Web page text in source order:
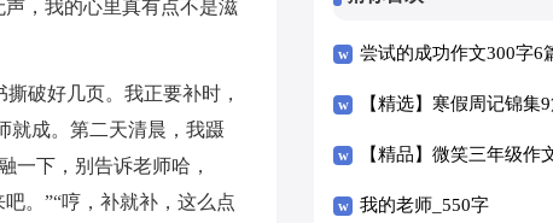
，我的心里真有点不是滋
破好几页。我正要补时，
就成。第二天清晨，我蹑
一下，别告诉老师哈，
。”“哼，补就补，这么点
尝试的成功作文300字6
【精选】寒假周记锦集
【精品】微笑三年级作
我的老师_550字